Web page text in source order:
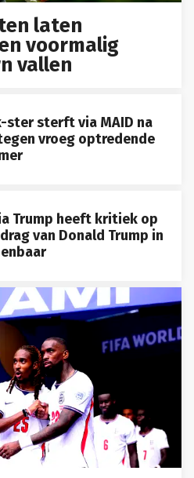
laten
voormalig
vallen
ster sterft via MAID na
vroeg optredende
Trump heeft kritiek op
van Donald Trump in